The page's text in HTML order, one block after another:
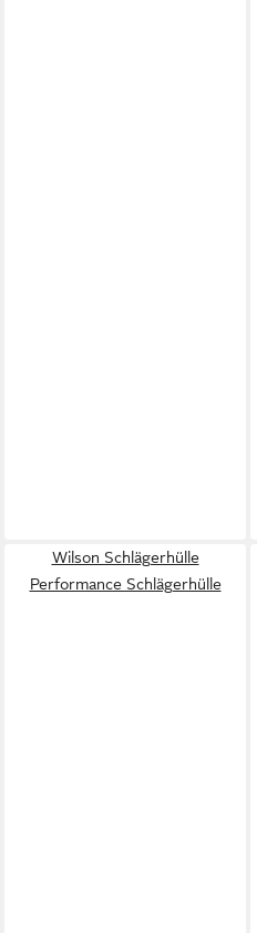
Wilson Schlägerhülle
Performance Schlägerhülle